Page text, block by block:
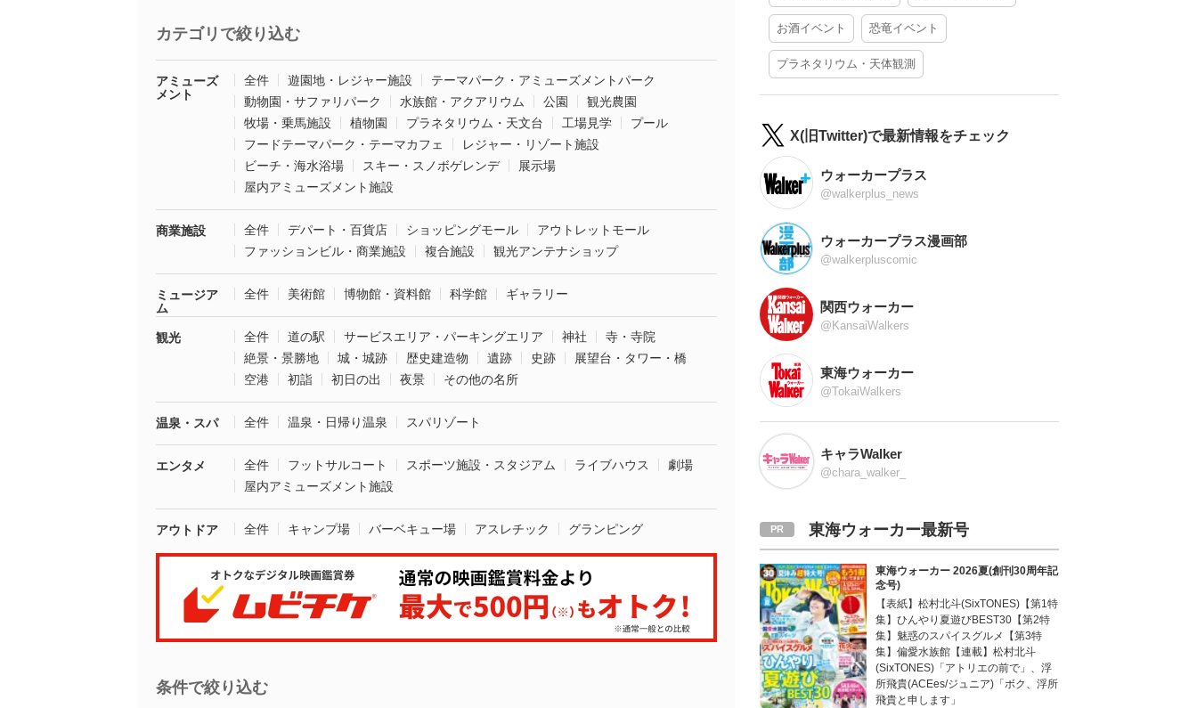
カテゴリで絞り込む
アミューズ
メント
全件 遊園地・レジャー施設
テーマパーク・アミューズメントパーク
動物園・サファリパーク
水族館・アクアリウム 公園
観光農園
牧場・乗馬施設
植物園 プラネタリウム・天文台 工場見学
プール
フードテーマパーク・テーマカフェ
レジャー・リゾート施設
ビーチ・海水浴場
スキー・スノボゲレンデ
展示場
屋内アミューズメント施設
商業施設 全件 デパート・百貨店 ショッピングモール
アウトレットモール
ファッションビル・商業施設
複合施設 観光アンテナショップ
ミュージア
ム
全件 美術館 博物館・資料館 科学館 ギャラリー
観光 全件 道の駅 サービスエリア・パーキングエリア 神社
寺・寺院
絶景・景勝地
城・城跡 歴史建造物 遺跡 史跡
展望台・タワー・橋
空港
初詣 初日の出 夜景 その他の名所
温泉・スパ 全件 温泉・日帰り温泉 スパリゾート
エンタメ 全件 フットサルコート スポーツ施設・スタジアム ライブハウス
劇場
屋内アミューズメント施設
アウトドア 全件 キャンプ場 バーベキュー場 アスレチック グランピング
条件で絞り込む
お酒イベント 恐竜イベント
プラネタリウム・天体観測
X(旧Twitter)で最新情報をチェック
ウォーカープラス
@walkerplus_news
ウォーカープラス漫画部
@walkerpluscomic
関西ウォーカー
@KansaiWalkers
東海ウォーカー
@TokaiWalkers
キャラWalker
@chara_walker_
東海ウォーカー最新号
東海ウォーカー 2026夏(創刊30周年記
念号)
【表紙】松村北斗(SixTONES)【第1特
集】ひんやり夏遊びBEST30【第2特
集】魅惑のスパイスグルメ【第3特
集】偏愛水族館【連載】松村北斗
(SixTONES)「アトリエの前で」、浮
所飛貴(ACEes/ジュニア)「ボク、浮所
飛貴と申します」